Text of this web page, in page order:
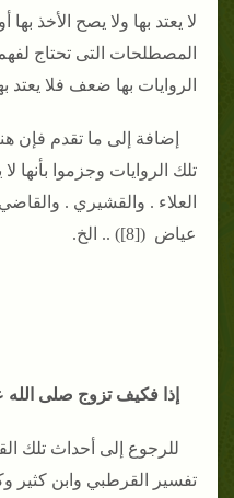
لا يعتد بها ولا يصح الأخذ
المصطلحات التى تحتاج
الروايات بها ضعف فلا يعتد
إضافة إلى ما تقدم فإن
تلك الروايات وجزموا بأنها
العلاء . والقشيري .
عياض ([8]) .. الخ.
إذا فكيف تزوج صلى
للرجوع إلى أحداث تلك
تفسير القرطبي وابن كثير